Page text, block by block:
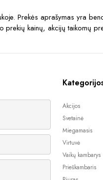
Prekės aprašymas yra
prekių kainų, akcijų taikomų
Akcijos
Svetainė
Miegamasis
Virtuvė
Vaikų kambarys
Prieškambaris